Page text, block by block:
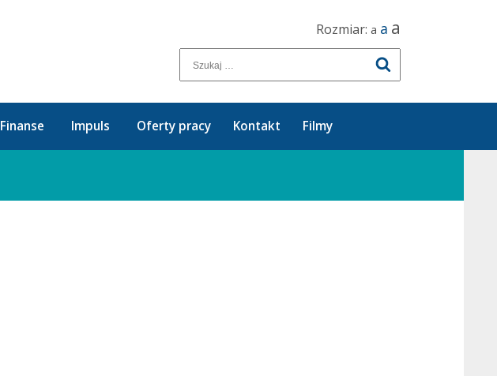
Rozmiar: a a a
Finanse Impuls Oferty pracy Kontakt Filmy